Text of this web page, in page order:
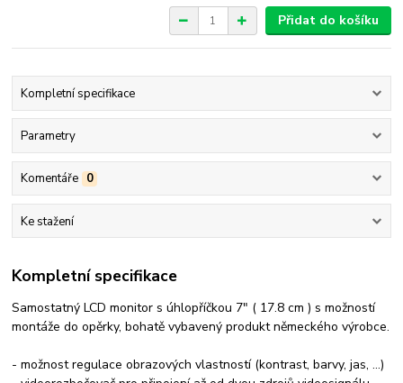
Přidat do košíku
Kompletní specifikace
Parametry
Komentáře 0
Ke stažení
Kompletní specifikace
Samostatný LCD monitor s úhlopříčkou 7" ( 17.8 cm ) s možností
montáže do opěrky, bohatě vybavený produkt německého výrobce.
- možnost regulace obrazových vlastností (kontrast, barvy, jas, ...)